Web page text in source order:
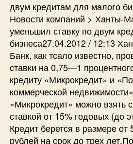
двум кредитам для малого
Новости компаний > Ханты-
уменьшил ставку по двум
бизнеса27.04.2012 / 12:13
Банк, как тсало известно,
ставки на 0,75—1
кредиту «Микрокредит» и
коммерческой
«Микрокредит» можно взять
ставкой от 15% годовых (до
Кредит берется в размере
рублей на срок до трех